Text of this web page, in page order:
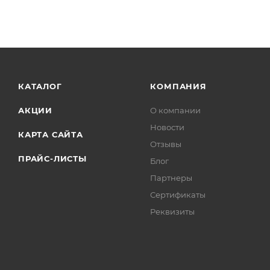
КАТАЛОГ
АКЦИИ
КАРТА САЙТА
ПРАЙС-ЛИСТЫ
КОМПАНИЯ
О компании
Новости
Отзывы
Блог
Партнеры
Сертификаты
Реквизиты